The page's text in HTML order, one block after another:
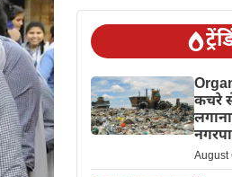
कचरे
August